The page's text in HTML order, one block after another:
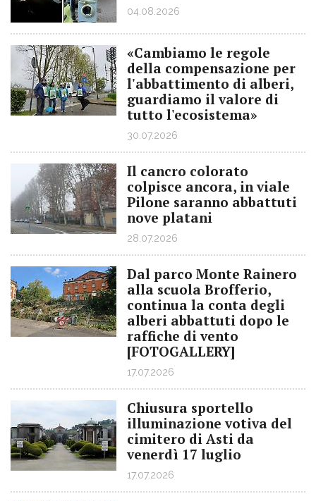
04.08.2026
«Cambiamo le regole
della compensazione per
l'abbattimento di alberi,
guardiamo il valore di
tutto l'ecosistema»
30.07.2026
Il cancro colorato
colpisce ancora, in viale
Pilone saranno abbattuti
nove platani
28.07.2026
Dal parco Monte Rainero
alla scuola Brofferio,
continua la conta degli
alberi abbattuti dopo le
raffiche di vento
[FOTOGALLERY]
17.07.2026
Chiusura sportello
illuminazione votiva del
cimitero di Asti da
venerdì 17 luglio
17.07.2026